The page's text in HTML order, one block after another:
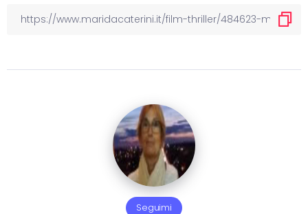
Seguimi